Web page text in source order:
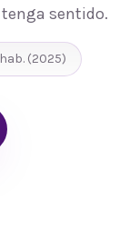
sentido.
hab. (2025)